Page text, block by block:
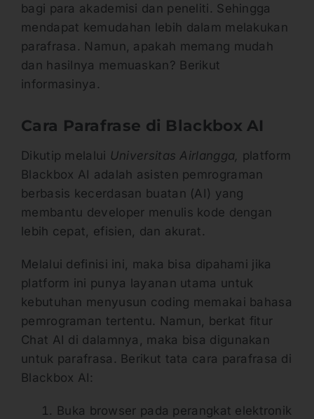
bagi para akademisi dan peneliti. Sehingga
mendapat kemudahan lebih dalam melakukan
parafrasa. Namun, apakah memang mudah
dan hasilnya memuaskan? Berikut
informasinya.
Cara Parafrase di Blackbox AI
Dikutip melalui Universitas Airlangga, platform
Blackbox AI adalah asisten pemrograman
berbasis kecerdasan buatan (AI) yang
membantu developer menulis kode dengan
lebih cepat, efisien, dan akurat.
Melalui definisi ini, maka bisa dipahami jika
platform ini punya layanan utama untuk
kebutuhan menyusun coding memakai bahasa
pemrograman tertentu. Namun, berkat fitur
Chat AI di dalamnya, maka bisa digunakan
untuk parafrasa. Berikut tata cara parafrasa di
Blackbox AI:
Buka browser pada perangkat elektronik